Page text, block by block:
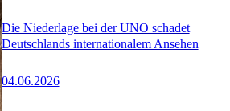
Die Niederlage bei der UNO schadet
Deutschlands internationalem Ansehen
04.06.2026